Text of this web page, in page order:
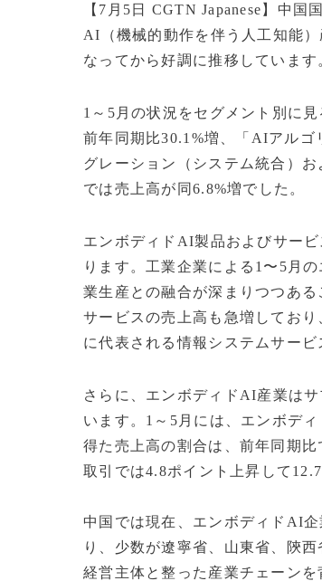
【7月5日 CGTN Japanese】中
AI（機械的動作を伴う人工知能
なってから好調に推移しています
1～5月の状況をセグメント別に
前年同期比30.1%増、「AIアルゴ
グレーション（システム統合）
では売上高が同6.8%増でした。
エンボディドAI製品およびサー
ります。工業企業による1〜5月
業生産との融合が深まりつつあ
サービスの売上高も急増してお
に代表される情報システムサー
さらに、エンボディドAI産業は
います。1～5月には、エンボデ
得た売上高の割合は、前年同期
取引では4.8ポイント上昇して
中国では現在、エンボディドAI
り、少数が遼寧省、山東省、陝
経営主体と整った産業チェーン